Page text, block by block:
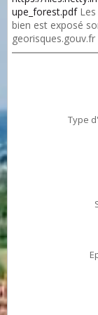
upe_forest.pdfLes
bien est exposé
georisques.gouv.fr
Type